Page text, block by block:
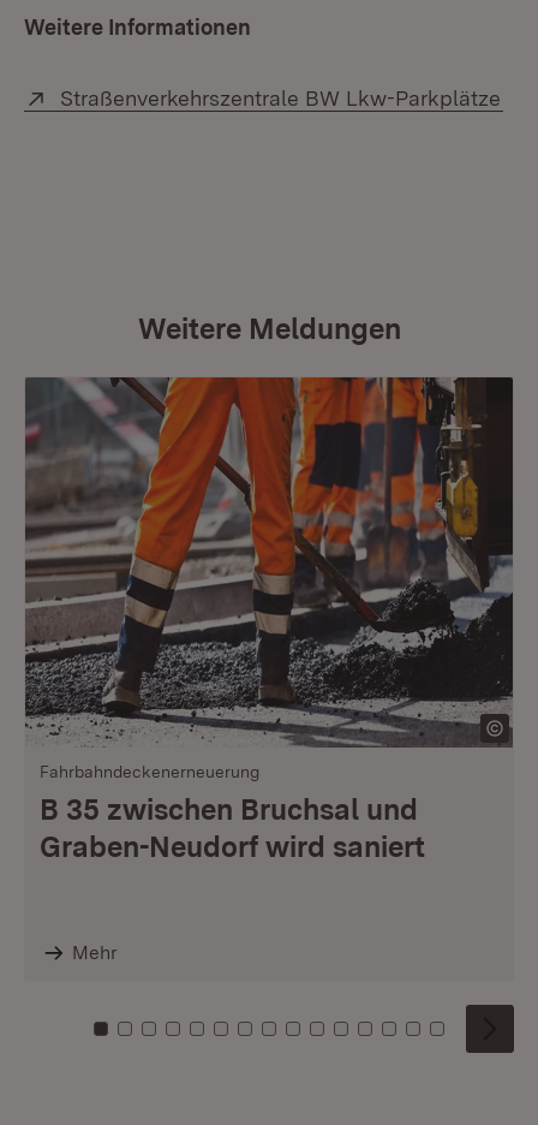
Weitere Informationen
Extern:
Straßenverkehrszentrale BW Lkw-Parkplätze
Weitere Meldungen
Fahrbahndeckenerneuerung
B 35 zwischen Bruchsal und
Graben-Neudorf wird saniert
Mehr
Zu Kachel: 0
Zu Kachel: 1
Zu Kachel: 2
Zu Kachel: 3
Zu Kachel: 4
Zu Kachel: 5
Zu Kachel: 6
Zu Kachel: 7
Zu Kachel: 8
Zu Kachel: 9
Zu Kachel: 10
Zu Kachel: 11
Zu Kachel: 12
Zu Kachel:
Zu